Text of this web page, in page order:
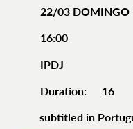
22/03 DOMINGO
16:00
IPDJ
Duration:
16
subtitled in